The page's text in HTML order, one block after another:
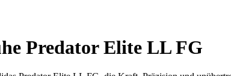
Predator Elite LL FG